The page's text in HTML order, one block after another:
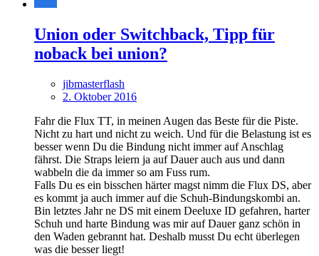
Union oder Switchback, Tipp für
noback bei union?
jibmasterflash
2. Oktober 2016
Fahr die Flux TT, in meinen Augen das Beste für die Piste.
Nicht zu hart und nicht zu weich. Und für die Belastung ist es
besser wenn Du die Bindung nicht immer auf Anschlag
fährst. Die Straps leiern ja auf Dauer auch aus und dann
wabbeln die da immer so am Fuss rum.
Falls Du es ein bisschen härter magst nimm die Flux DS, aber
es kommt ja auch immer auf die Schuh-Bindungskombi an.
Bin letztes Jahr ne DS mit einem Deeluxe ID gefahren, harter
Schuh und harte Bindung was mir auf Dauer ganz schön in
den Waden gebrannt hat. Deshalb musst Du echt überlegen
was die besser liegt!